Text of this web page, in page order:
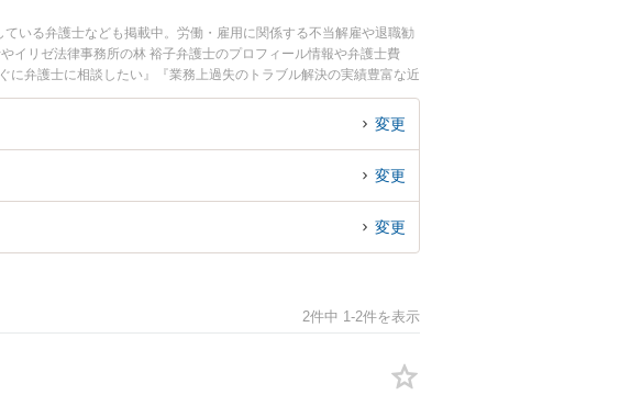
いる弁護士なども掲載中。労働・雇用に関係する不当解雇や退職勧
イリゼ法律事務所の林 裕子弁護士のプロフィール情報や弁護士費
弁護士に相談したい』『業務上過失のトラブル解決の実績豊富な近
約したい』などでお困りの相談者さんにおすすめです。
変更
変更
変更
2件中 1-2件を表示